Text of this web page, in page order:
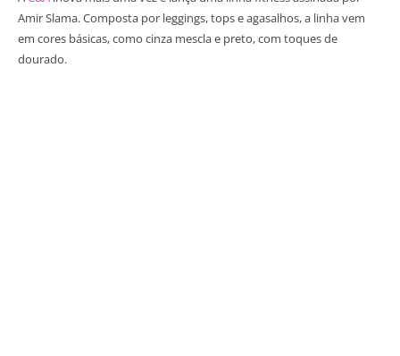
Amir Slama. Composta por leggings, tops e agasalhos, a linha vem
em cores básicas, como cinza mescla e preto, com toques de
dourado.